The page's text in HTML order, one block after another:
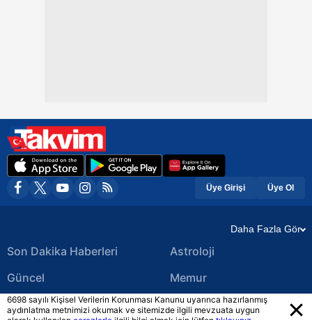
Üye Girişi Üye Ol
Daha Fazla Gör
Son Dakika Haberleri
Güncel
Ekonomi Haberleri
Astroloji
Memur
Yerel Haberler
6698 sayılı Kişisel Verilerin Korunması Kanunu uyarınca hazırlanmış
aydınlatma metnimizi okumak ve sitemizde ilgili mevzuata uygun